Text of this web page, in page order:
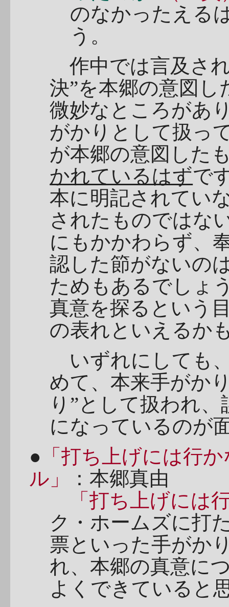
のなかったえる
う。
作中では言及さ
決”を本郷の意図
微妙なところがあ
がかりとして扱っ
が本郷の意図した
かれているはずで
本に明記されてい
されたものではな
にもかかわらず、
認した節がないの
ためもあるでしょ
真意を探るという
の表れといえるか
いずれにしても
めて、本来手がか
り”として扱われ
になっているのが
● 「打ち上げには行
ル」
：本郷真由
「打ち上げには
ク・ホームズに打
票といった手がか
れ、本郷の真意に
よくできていると